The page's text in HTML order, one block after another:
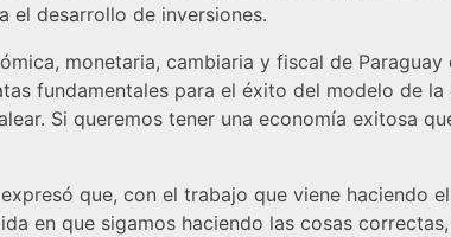
el desarrollo de inversiones.
monetaria, cambiaria y fiscal de
fundamentales para el éxito del modelo de
Si queremos tener una economía exitosa
que, con el trabajo que viene haciendo
en que sigamos haciendo las cosas